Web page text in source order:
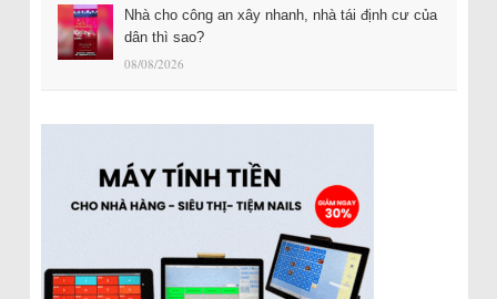
Nhà cho công an xây nhanh, nhà tái định cư của
dân thì sao?
08/08/2026